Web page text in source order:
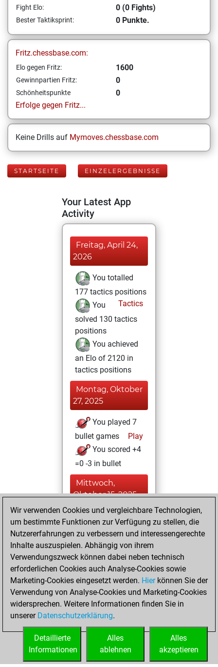
Fight Elo: 0 (0 Fights)
Bester Taktiksprint: 0 Punkte.
Fritz.chessbase.com:
Elo gegen Fritz: 1600
Gewinnpartien Fritz: 0
Schönheitspunkte
0
Erfolge gegen Fritz...
Keine Drills auf Mymoves.chessbase.com
STARTSEITE EINZELERGEBNISSE
Your Latest App
Activity
Freitag, April 24,
2026
You totalled
177 tactics positions
Tactics
You
solved 130 tactics
positions
You achieved
an Elo of 2120 in
tactics positions
Montag, Oktober
27, 2025
You played 7
bullet games
Play
You scored +4
=0 -3 in bullet
Mittwoch,
Oktober 15, 2025
You created
your Fritz account
Fritz
Montag,
September 15,
2025
You played 44
blitz games
Play
You scored +17
=1 -26 in blitz
Wir verwenden Cookies und vergleichbare Technologien,
um bestimmte Funktionen zur Verfügung zu stellen, die
Nutzererfahrungen zu verbessern und interessengerechte
Inhalte auszuspielen. Abhängig von ihrem
Verwendungszweck können dabei neben technisch
erforderlichen Cookies auch Analyse-Cookies sowie
Marketing-Cookies eingesetzt werden. Hierkönnen Sie der
Verwendung von Analyse-Cookies und Marketing-Cookies
widersprechen. Weitere Informationen finden Sie in
unserer Datenschutzerklärung.
Alles
akzeptieren
Alles
ablehnen
Detaillierte
Informationen